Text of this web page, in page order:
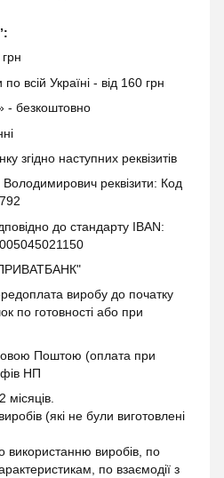
всій Україні - від 160 грн
- безкоштовно
згідно наступних реквізитів
реквізити: Код
до стандарту IBAN:
виробу до початку
по готовності або при
Поштою (оплата при
НП
місяців.
(які не були виготовлені
використанню виробів, по
по взаємодії з